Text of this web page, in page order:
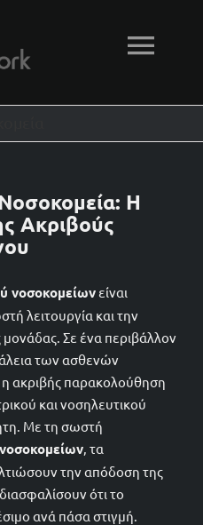
Η
Ακριβούς
νοσοκομείωνείναι
λειτουργία και την
μονάδας. Σε ένα περιβάλλον
των ασθενών
ακριβής παρακολούθηση
και νοσηλευτικού
Με τη σωστή
, τα
την απόδοση της
ότι το
ανά πάσα στιγμή.